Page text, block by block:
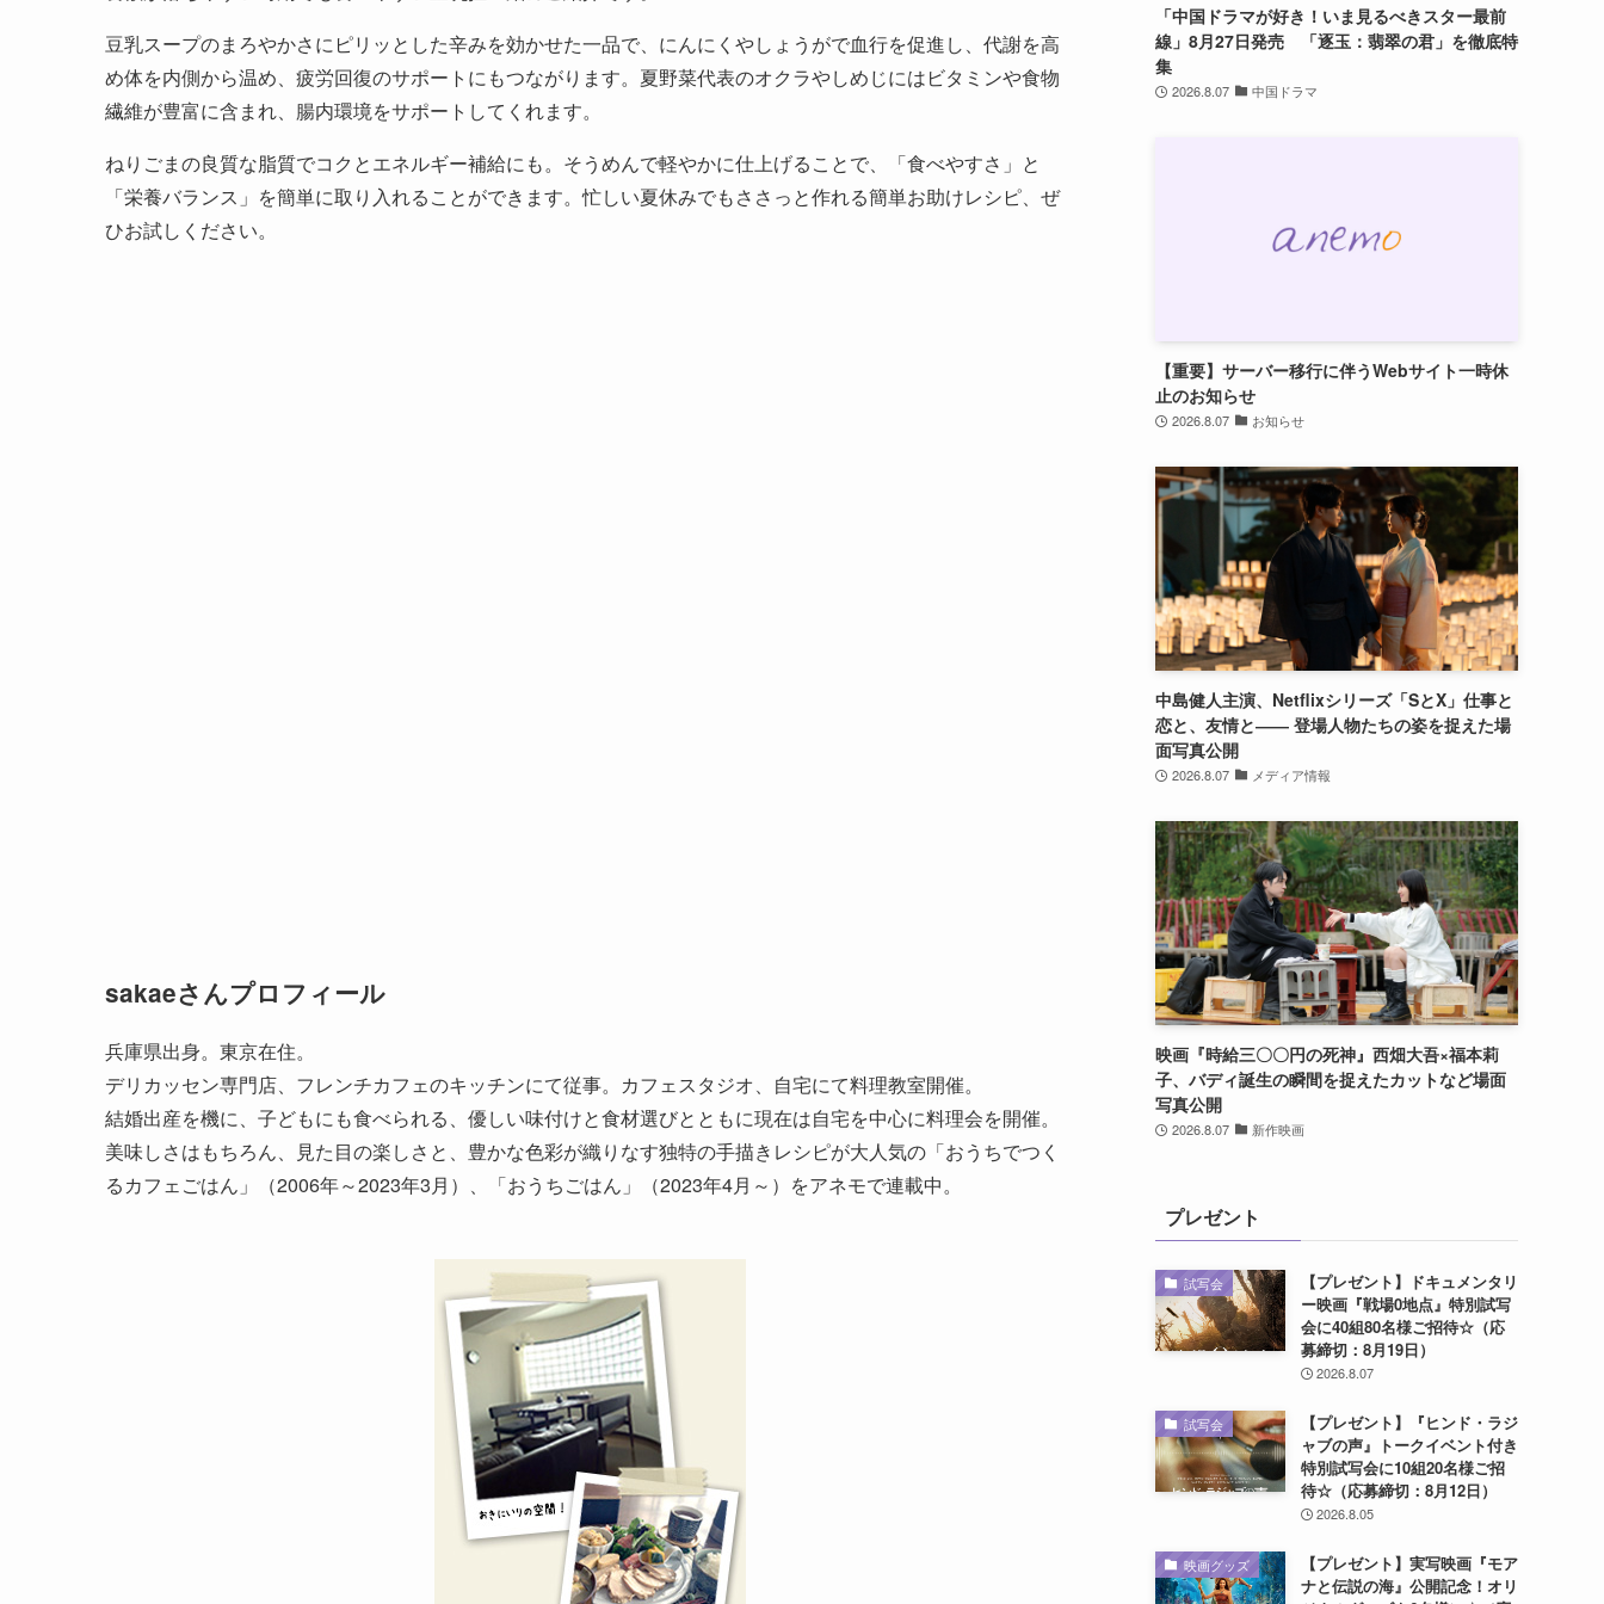
豆乳スープのまろやかさにピリッとした辛みを効かせた一品で、にんにくやしょうがで血行を促進し、代謝を高
め体を内側から温め、疲労回復のサポートにもつながります。夏野菜代表のオクラやしめじにはビタミンや食物
繊維が豊富に含まれ、腸内環境をサポートしてくれます。
ねりごまの良質な脂質でコクとエネルギー補給にも。そうめんで軽やかに仕上げることで、「食べやすさ」と
「栄養バランス」を簡単に取り入れることができます。忙しい夏休みでもささっと作れる簡単お助けレシピ、ぜ
ひお試しください。
sakaeさんプロフィール
兵庫県出身。東京在住。
デリカッセン専門店、フレンチカフェのキッチンにて従事。カフェスタジオ、自宅にて料理教室開催。
結婚出産を機に、子どもにも食べられる、優しい味付けと食材選びとともに現在は自宅を中心に料理会を開催。
美味しさはもちろん、見た目の楽しさと、豊かな色彩が織りなす独特の手描きレシピが大人気の「おうちでつく
るカフェごはん」（2006年～2023年3月）、「おうちごはん」（2023年4月～）をアネモで連載中。
「中国ドラマが好き！いま見るべきスター最前
線」8月27日発売 「逐玉：翡翠の君」を徹底特
集
2026.8.07 中国ドラマ
【重要】サーバー移行に伴うWebサイト一時休
止のお知らせ
2026.8.07 お知らせ
中島健人主演、Netflixシリーズ「SとX」仕事と
恋と、友情と―― 登場人物たちの姿を捉えた場
面写真公開
2026.8.07 メディア情報
映画『時給三〇〇円の死神』西畑大吾×福本莉
子、バディ誕生の瞬間を捉えたカットなど場面
写真公開
2026.8.07 新作映画
プレゼント
試写会
【プレゼント】ドキュメンタリ
ー映画『戦場0地点』特別試写
会に40組80名様ご招待☆（応
募締切：8月19日）
2026.8.07
試写会
【プレゼント】『ヒンド・ラジ
ャブの声』トークイベント付き
特別試写会に10組20名様ご招
待☆（応募締切：8月12日）
2026.8.05
映画グッズ
【プレゼント】実写映画『モア
ナと伝説の海』公開記念！オリ